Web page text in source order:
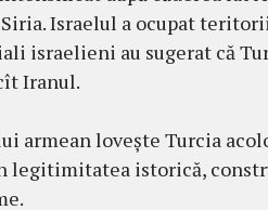
Israelul a ocupat
israelieni au sugerat că
Iranul.
armean lovește Turcia
istorică,